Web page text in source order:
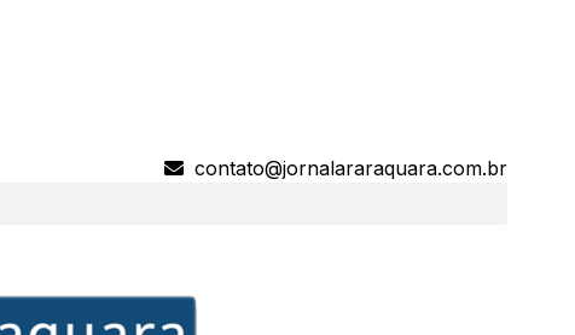
contato@jornalararaquara.com.br